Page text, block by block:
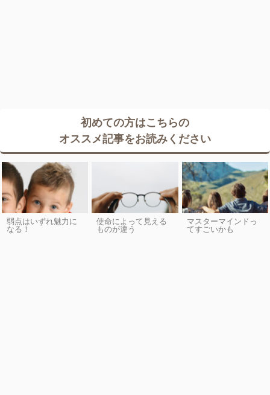
初めての方はこちらの
オススメ記事をお読みください
弱点はいずれ魅力に
なる！
使命によって見える
ものが違う
マスターマインドっ
てすごいかも